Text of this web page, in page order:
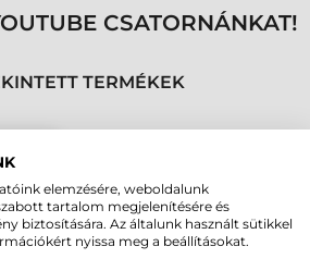
CSATORNÁNKAT!
TERMÉKEK
elemzésére, weboldalunk
tartalom megjelenítésére és
biztosítására. Az általunk használt sütikkel
nyissa meg a beállításokat.